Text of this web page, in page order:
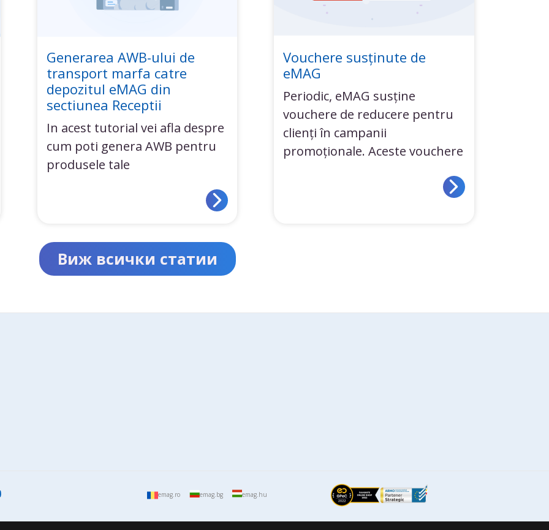
Generarea AWB-ului de
transport marfa catre
depozitul eMAG din
sectiunea Receptii
In acest tutorial vei afla despre
cum poti genera AWB pentru
produsele tale
Vouchere susținute de
eMAG
Periodic, eMAG susține
vouchere de reducere pentru
clienți în campanii
promoționale. Aceste vouchere
Виж всички статии
emag.ro emag.bg emag.hu